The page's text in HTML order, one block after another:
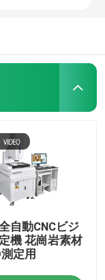
自動CNCビジ
機 花崗岩素材
定用